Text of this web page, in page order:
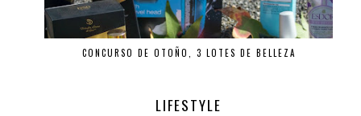
CONCURSO DE OTOÑO, 3 LOTES DE BELLEZA
LIFESTYLE